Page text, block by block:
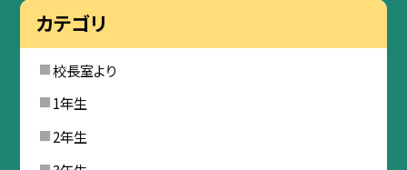
カテゴリ
校長室より
1年生
2年生